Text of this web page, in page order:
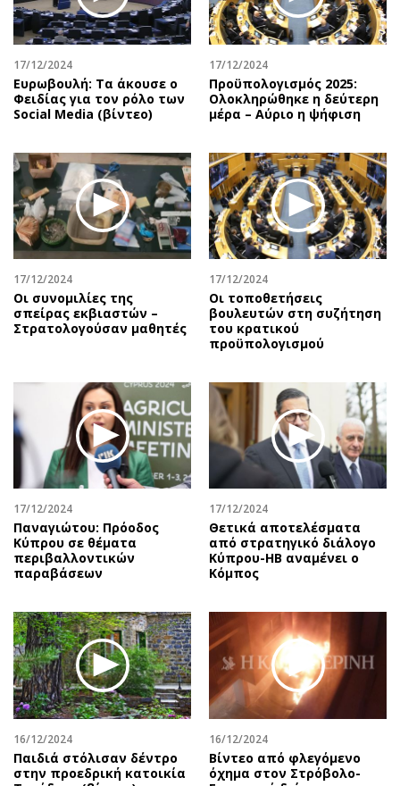
Ελλάδα
Κόσμος
Παράξενα
Πολιτισμός
Σινεμά
Μουσική
Εικαστικά
Βιβλίο
Χειρόγραφα
Συνταγές
Έξοδος
Media
Εκπομπές
Wine routes
Uncut
Προσφορές
Προσωπικότητες στην ''Κ''
Επιστολές
17/12/2024
Ευρωβουλή: Τα άκουσε ο
Φειδίας για τον ρόλο των
Social Media (βίντεο)
17/12/2024
Προϋπολογισμός 2025:
Ολοκληρώθηκε η δεύτερη
μέρα – Αύριο η ψήφιση
17/12/2024
Οι συνομιλίες της
σπείρας εκβιαστών –
Στρατολογούσαν μαθητές
17/12/2024
Οι τοποθετήσεις
βουλευτών στη συζήτηση
του κρατικού
προϋπολογισμού
17/12/2024
Παναγιώτου: Πρόοδος
Κύπρου σε θέματα
περιβαλλοντικών
παραβάσεων
17/12/2024
Θετικά αποτελέσματα
από στρατηγικό διάλογο
Κύπρου-ΗΒ αναμένει ο
Κόμπος
16/12/2024
Παιδιά στόλισαν δέντρο
στην προεδρική κατοικία
16/12/2024
Βίντεο από φλεγόμενο
όχημα στον Στρόβολο-